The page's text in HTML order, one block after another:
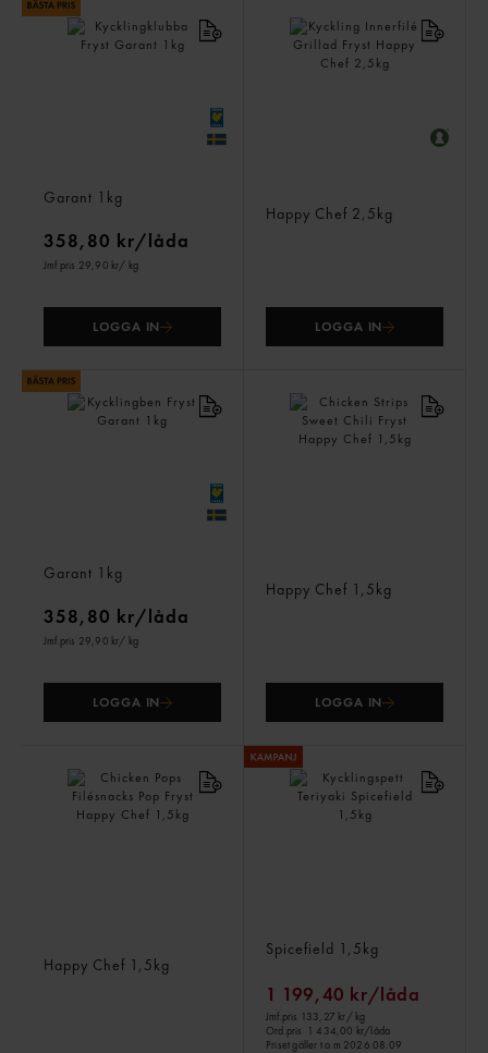
Garant 1kg
358,80 kr/låda
Jmf.pris 29,90 kr/ kg
LOGGA IN
Happy Chef 2,5kg
LOGGA IN
Garant 1kg
358,80 kr/låda
Jmf.pris 29,90 kr/ kg
LOGGA IN
Happy Chef 1,5kg
LOGGA IN
Happy Chef 1,5kg
Spicefield 1,5kg
1 199,40 kr/låda
Jmf.pris 133,27 kr/ kg
Ord.pris
1 434,00 kr/låda
Priset gäller t.o.m 2026.08.09